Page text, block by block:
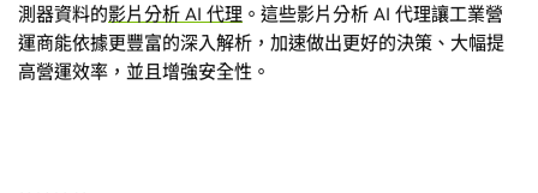
測器資料的影片分析 AI 代理 。這些影片分析 AI 代理讓工業營
運商能依據更豐富的深入解析，加速做出更好的決策、大幅提
高營運效率，並且增強安全性。